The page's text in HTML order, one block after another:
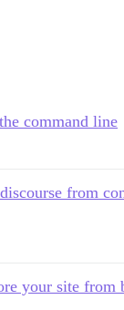
command line
from
your site from